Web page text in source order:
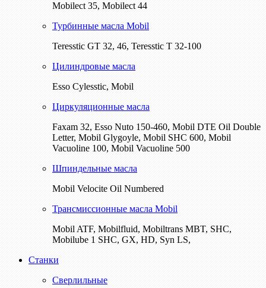
Mobilect 35, Mobilect 44
Турбинные масла Mobil
Teresstic GT 32, 46, Teresstic T 32-100
Цилиндровые масла
Esso Cylesstic, Mobil
Циркуляционные масла
Faxam 32, Esso Nuto 150-460, Mobil DTE Oil Double
Letter, Mobil Glygoyle, Mobil SHC 600, Mobil
Vacuoline 100, Mobil Vacuoline 500
Шпиндельные масла
Mobil Velocite Oil Numbered
Трансмиссионные масла Mobil
Mobil ATF, Mobilfluid, Mobiltrans MBT, SHC,
Mobilube 1 SHC, GX, HD, Syn LS,
Станки
Сверлильные